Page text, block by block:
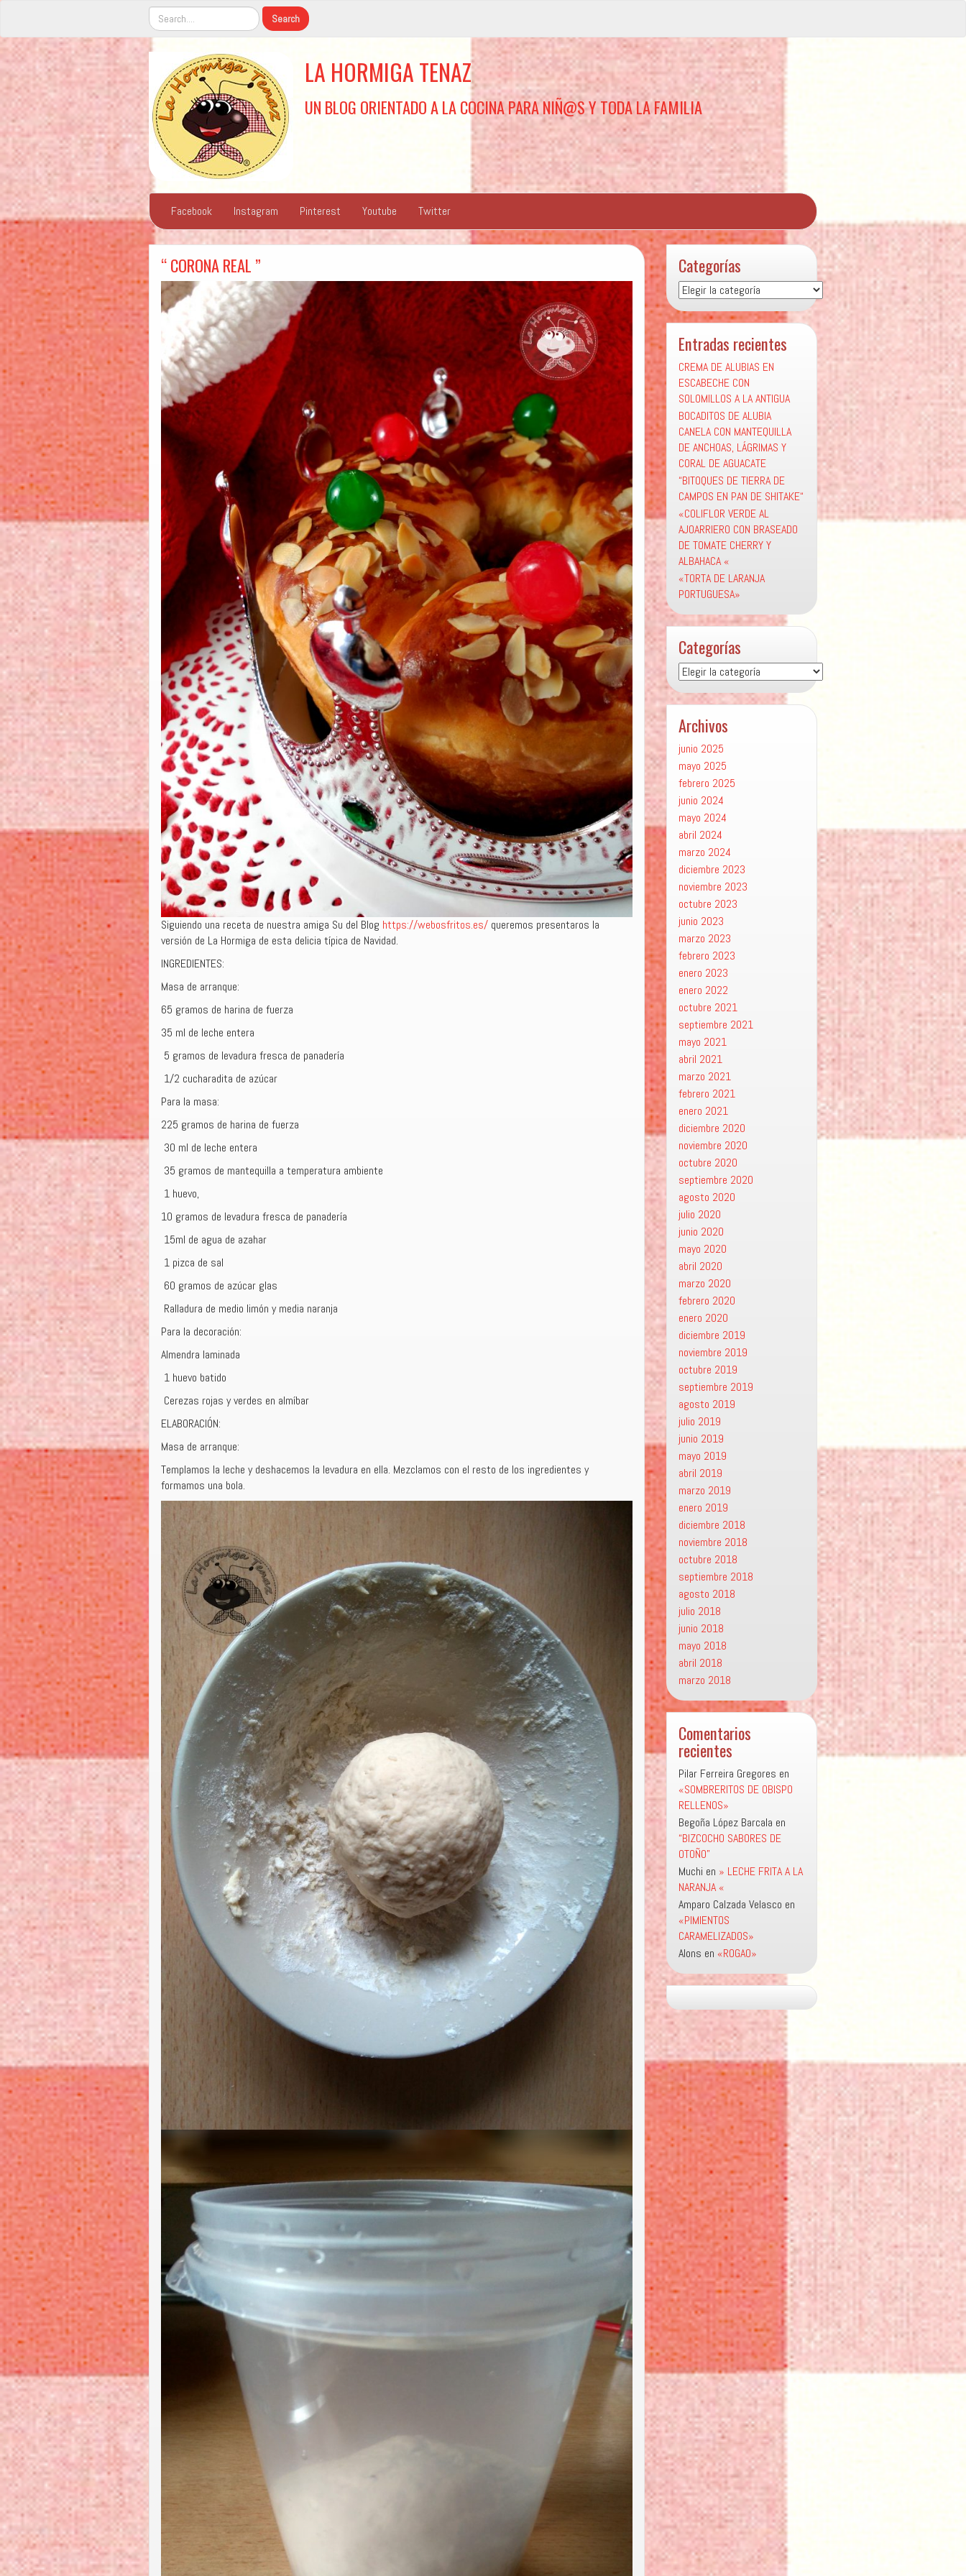
LA HORMIGA TENAZ
UN BLOG ORIENTADO A LA COCINA PARA NIÑ@S Y TODA LA FAMILIA
Facebook Instagram Pinterest Youtube Twitter
“ CORONA REAL ”
Siguiendo una receta de nuestra amiga Su del Blog https://webosfritos.es/ queremos presentaros la
versión de La Hormiga de esta delicia típica de Navidad.
INGREDIENTES:
Masa de arranque:
65 gramos de harina de fuerza
35 ml de leche entera
5 gramos de levadura fresca de panadería
1/2 cucharadita de azúcar
Para la masa:
225 gramos de harina de fuerza
30 ml de leche entera
35 gramos de mantequilla a temperatura ambiente
1 huevo,
10 gramos de levadura fresca de panadería
15ml de agua de azahar
1 pizca de sal
60 gramos de azúcar glas
Ralladura de medio limón y media naranja
Para la decoración:
Almendra laminada
1 huevo batido
Cerezas rojas y verdes en almíbar
ELABORACIÓN:
Masa de arranque:
Templamos la leche y deshacemos la levadura en ella. Mezclamos con el resto de los ingredientes y
formamos una bola.
Categorías
Categorías
Entradas recientes
CREMA DE ALUBIAS EN
ESCABECHE CON
SOLOMILLOS A LA ANTIGUA
BOCADITOS DE ALUBIA
CANELA CON MANTEQUILLA
DE ANCHOAS, LÁGRIMAS Y
CORAL DE AGUACATE
“BITOQUES DE TIERRA DE
CAMPOS EN PAN DE SHITAKE“
«COLIFLOR VERDE AL
AJOARRIERO CON BRASEADO
DE TOMATE CHERRY Y
ALBAHACA «
«TORTA DE LARANJA
PORTUGUESA»
Categorías
Categorías
Archivos
junio 2025
mayo 2025
febrero 2025
junio 2024
mayo 2024
abril 2024
marzo 2024
diciembre 2023
noviembre 2023
octubre 2023
junio 2023
marzo 2023
febrero 2023
enero 2023
enero 2022
octubre 2021
septiembre 2021
mayo 2021
abril 2021
marzo 2021
febrero 2021
enero 2021
diciembre 2020
noviembre 2020
octubre 2020
septiembre 2020
agosto 2020
julio 2020
junio 2020
mayo 2020
abril 2020
marzo 2020
febrero 2020
enero 2020
diciembre 2019
noviembre 2019
octubre 2019
septiembre 2019
agosto 2019
julio 2019
junio 2019
mayo 2019
abril 2019
marzo 2019
enero 2019
diciembre 2018
noviembre 2018
octubre 2018
septiembre 2018
agosto 2018
julio 2018
junio 2018
mayo 2018
abril 2018
marzo 2018
Comentarios
recientes
Pilar Ferreira Gregores en
«SOMBRERITOS DE OBISPO
RELLENOS»
Begoña López Barcala en
“BIZCOCHO SABORES DE
OTOÑO”
Muchi en » LECHE FRITA A LA
NARANJA «
Amparo Calzada Velasco en
«PIMIENTOS
CARAMELIZADOS»
Alons en «ROGAO»